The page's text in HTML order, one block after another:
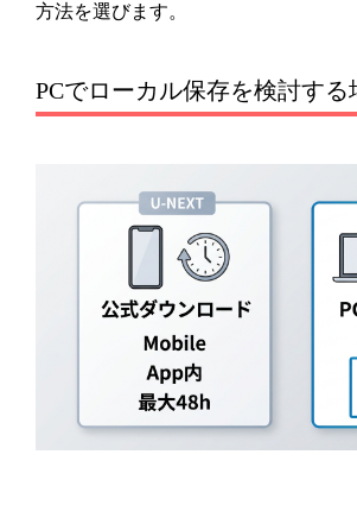
方法を選びます。
PCでローカル保存を検討する